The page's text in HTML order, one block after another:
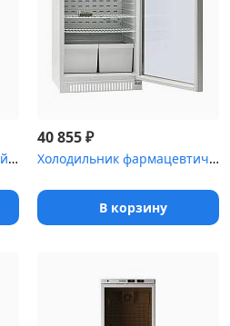
Холодильник медицинский Haier HYC-940 со стеклянными дверями (890...
40 855₽
Холодильник фармацевтический Pozis ХФ-250-5 со стеклянной дверью ...
В корзину